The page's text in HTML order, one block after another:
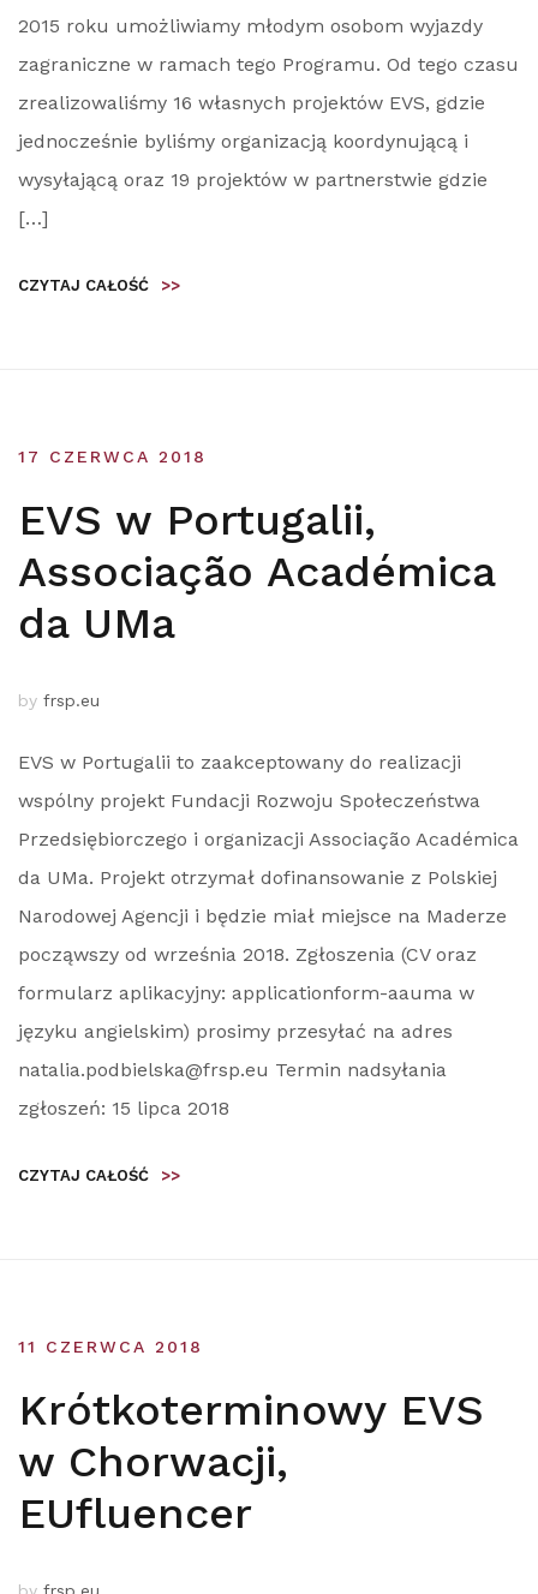
2015 roku umożliwiamy młodym osobom wyjazdy
zagraniczne w ramach tego Programu. Od tego czasu
zrealizowaliśmy 16 własnych projektów EVS, gdzie
jednocześnie byliśmy organizacją koordynującą i
wysyłającą oraz 19 projektów w partnerstwie gdzie
[…]
CZYTAJ CAŁOŚĆ >>
17 CZERWCA 2018
EVS w Portugalii,
Associação Académica
da UMa
by frsp.eu
EVS w Portugalii to zaakceptowany do realizacji
wspólny projekt Fundacji Rozwoju Społeczeństwa
Przedsiębiorczego i organizacji Associação Académica
da UMa. Projekt otrzymał dofinansowanie z Polskiej
Narodowej Agencji i będzie miał miejsce na Maderze
począwszy od września 2018. Zgłoszenia (CV oraz
formularz aplikacyjny: applicationform-aauma w
języku angielskim) prosimy przesyłać na adres
natalia.podbielska@frsp.eu Termin nadsyłania
zgłoszeń: 15 lipca 2018
CZYTAJ CAŁOŚĆ >>
11 CZERWCA 2018
Krótkoterminowy EVS
w Chorwacji,
EUfluencer